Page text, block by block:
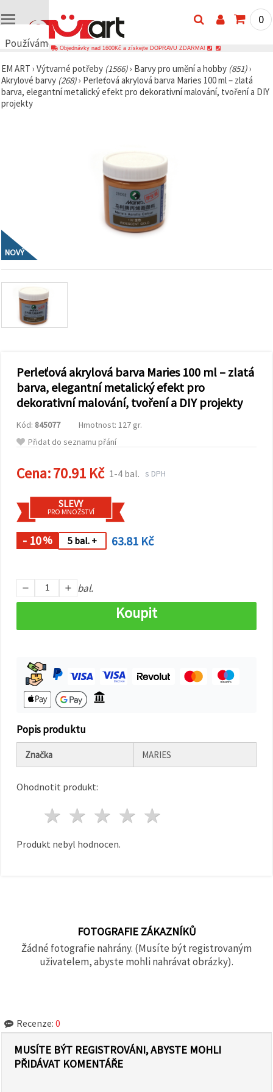
Používáme
🍪
Používáme
cookies a
podobné
návštěvnost
a
zobrazovali
relevantnější
reklamu, a
to i s
pomocí
našich
partnerů
Můžete
použitím
všech
cookies
kliknutím
"Přijmout
vše!" Nebo
uvést své
preference v
výběrem
daného
typu
kliknutím
na tlačítko
Přijmout
vše
0
Objednávky nad 1600Kč a získejte DOPRAVU ZDARMA!
EM ART › Výtvarné potřeby (1566)› Barvy pro umění a hobby (851)›
Akrylové barvy (268)› Perleťová akrylová barva Maries 100 ml – zlatá
barva, elegantní metalický efekt pro dekorativní malování, tvoření a DIY
projekty
NOVÝ
Perleťová akrylová barva Maries 100 ml – zlatá
barva, elegantní metalický efekt pro
dekorativní malování, tvoření a DIY projekty
Kód: 845077
Hmotnost: 127 gr.
Přidat do seznamu přání
Cena:70.91 Kč 1-4 bal. s DPH
SLEVY
PRO MNOŽSTVÍ
- 10% 5 bal. + 63.81 Kč
bal.
Koupit
Popis produktu
Značka MARIES
Ohodnotit produkt:
4 hvězdy
3 hvězdy
2 hvězdy
1 hvězda
Produkt nebyl hodnocen.
FOTOGRAFIE ZÁKAZNÍKŮ
Žádné fotografie nahrány. (Musíte být registrovaným
uživatelem, abyste mohli nahrávat obrázky).
Recenze: 0
MUSÍTE BÝT REGISTROVÁNI, ABYSTE MOHLI
PŘIDÁVAT KOMENTÁŘE